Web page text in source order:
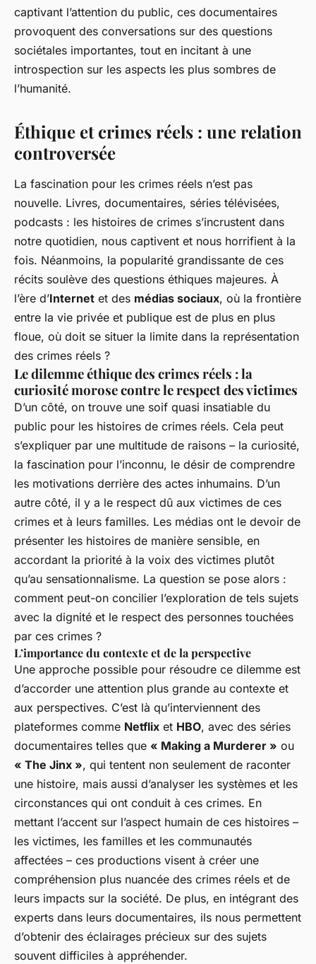
captivant l’attention du public, ces documentaires
provoquent des conversations sur des questions
sociétales importantes, tout en incitant à une
introspection sur les aspects les plus sombres de
l’humanité.
Éthique et crimes réels : une relation
controversée
La fascination pour les crimes réels n’est pas
nouvelle. Livres, documentaires, séries télévisées,
podcasts : les histoires de crimes s’incrustent dans
notre quotidien, nous captivent et nous horrifient à la
fois. Néanmoins, la popularité grandissante de ces
récits soulève des questions éthiques majeures. À
l’ère d’Internet et des médias sociaux, où la frontière
entre la vie privée et publique est de plus en plus
floue, où doit se situer la limite dans la représentation
des crimes réels ?
Le dilemme éthique des crimes réels : la
curiosité morose contre le respect des victimes
D’un côté, on trouve une soif quasi insatiable du
public pour les histoires de crimes réels. Cela peut
s’expliquer par une multitude de raisons – la curiosité,
la fascination pour l’inconnu, le désir de comprendre
les motivations derrière des actes inhumains. D’un
autre côté, il y a le respect dû aux victimes de ces
crimes et à leurs familles. Les médias ont le devoir de
présenter les histoires de manière sensible, en
accordant la priorité à la voix des victimes plutôt
qu’au sensationnalisme. La question se pose alors :
comment peut-on concilier l’exploration de tels sujets
avec la dignité et le respect des personnes touchées
par ces crimes ?
L’importance du contexte et de la perspective
Une approche possible pour résoudre ce dilemme est
d’accorder une attention plus grande au contexte et
aux perspectives. C’est là qu’interviennent des
plateformes comme Netflix et HBO, avec des séries
documentaires telles que « Making a Murderer » ou
« The Jinx », qui tentent non seulement de raconter
une histoire, mais aussi d’analyser les systèmes et les
circonstances qui ont conduit à ces crimes. En
mettant l’accent sur l’aspect humain de ces histoires –
les victimes, les familles et les communautés
affectées – ces productions visent à créer une
compréhension plus nuancée des crimes réels et de
leurs impacts sur la société. De plus, en intégrant des
experts dans leurs documentaires, ils nous permettent
d’obtenir des éclairages précieux sur des sujets
souvent difficiles à appréhender.